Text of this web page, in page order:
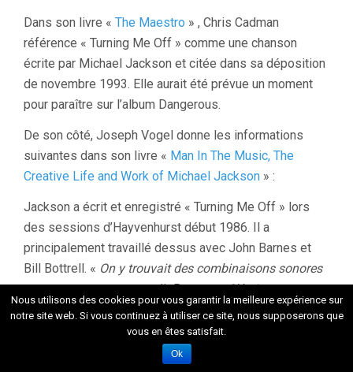
Dans son livre « The Maestro » , Chris Cadman
référence « Turning Me Off » comme une chanson
écrite par Michael Jackson et citée dans sa déposition
de novembre 1993. Elle aurait été prévue un moment
pour paraître sur l’album Dangerous.
De son côté, Joseph Vogel donne les informations
suivantes dans son livre « Man In The Music, The
Creative Life and Work of Michael Jackson » :
Jackson a écrit et enregistré « Turning Me Off » lors
des sessions d’Hayvenhurst début 1986. Il a
principalement travaillé dessus avec John Barnes et
Bill Bottrell. « On y trouvait des combinaisons sonores
assez surprenantes», a dit Barnes. «C’était un son un
peu électronique : on utilisait trois synthétiseurs
différents. Les synthés avaient tellement de puissance
qu’on a laissé tomber la basse
Nous utilisons des cookies pour vous garantir la meilleure expérience sur
notre site web. Si vous continuez à utiliser ce site, nous supposerons que
vous en êtes satisfait.
Ok